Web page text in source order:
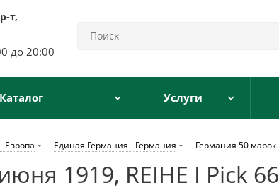
т,
до 20:00
Каталог Услуги
Европа - Единая Германия - Германия - Германия 50 марок
1919, REIHE I Pick